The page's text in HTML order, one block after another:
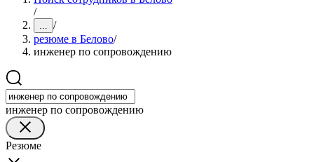
/
... /
резюме в Белово/
инженер по сопровождению
инженер по сопровождению
Резюме